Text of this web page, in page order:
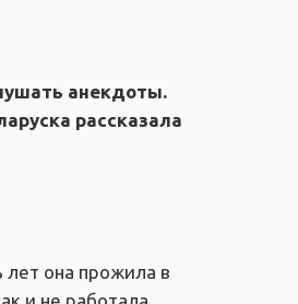
анекдоты.
рассказала
лет она прожила в